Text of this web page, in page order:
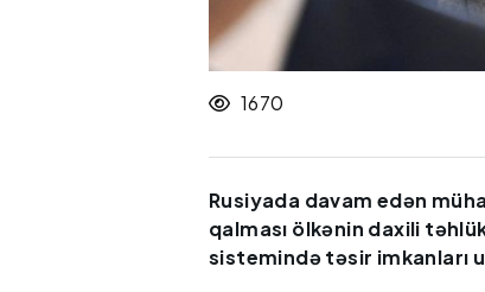
1670
Rusiyada davam edən
qalması ölkənin daxili
sistemində təsir imkanları